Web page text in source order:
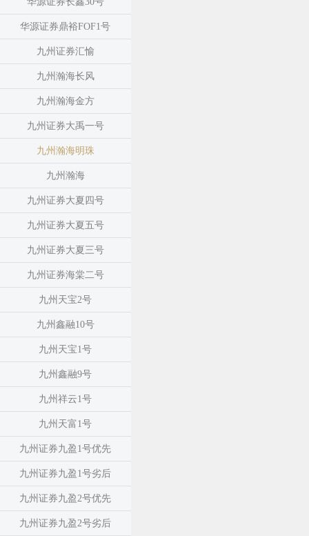
华源证券鼎裕FOF1号
九州证券汇愉
九州瀚海长风
九州瀚海金方
九州证券大禹一号
九州瀚海明珠
九州瀚海
九州证券大夏四号
九州证券大夏五号
九州证券大夏三号
九州证券海棠二号
九州天宝2号
九州鑫融10号
九州天宝1号
九州鑫融9号
九州祥云1号
九州天富1号
九州证券九盈1号优先
九州证券九盈1号劣后
九州证券九盈2号优先
九州证券九盈2号劣后